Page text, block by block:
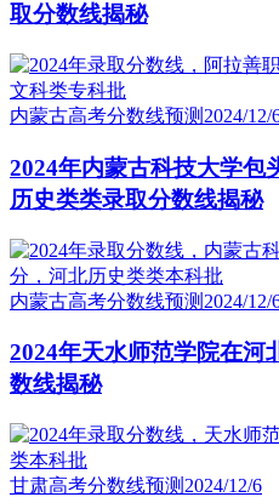
取分数线揭秘
内蒙古高考分数线预测 2024/12/
2024年内蒙古科技大学包
历史类类录取分数线揭秘
内蒙古高考分数线预测 2024/12/
2024年天水师范学院在河
数线揭秘
甘肃高考分数线预测 2024/12/6